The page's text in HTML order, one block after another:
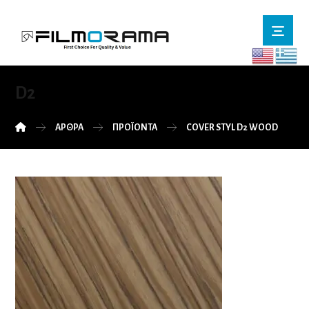
D2
ΆΡΘΡΑ ΠΡΟΪΌΝΤΑ COVER STYL D2 WOOD